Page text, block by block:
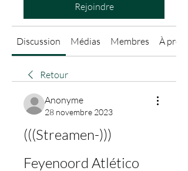
Rejoindre
Discussion Médias Membres À
Retour
Anonyme
28 novembre 2023
(((Streamen-)))
Feyenoord Atlético